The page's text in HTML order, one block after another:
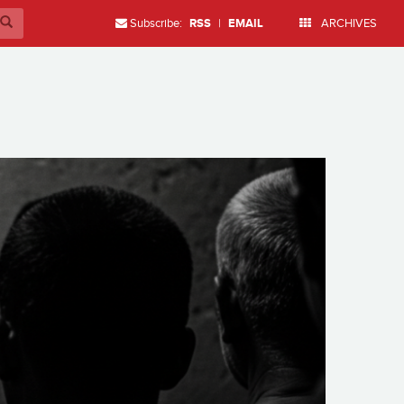
Subscribe: RSS | EMAIL ARCHIVES